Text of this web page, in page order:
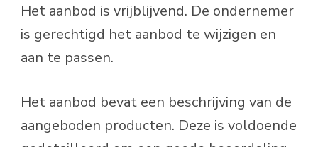
Het aanbod is vrijblijvend. De ondernemer
is gerechtigd het aanbod te wijzigen en
aan te passen.
Het aanbod bevat een beschrijving van de
aangeboden producten. Deze is voldoende